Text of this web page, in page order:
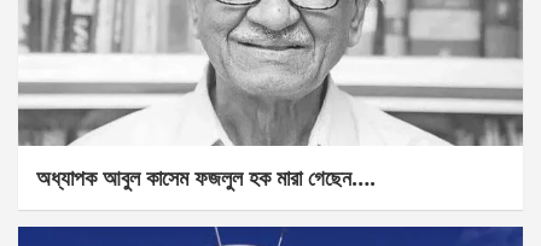
অধ্যাপক আবুল কাসেম ফজলুল হক মারা গেছেন….